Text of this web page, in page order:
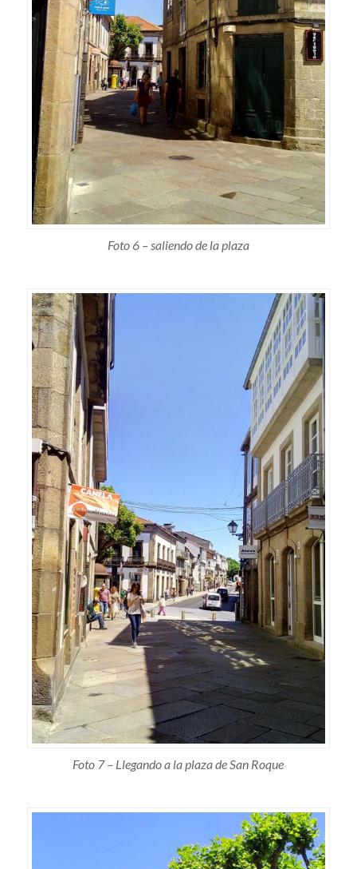
Foto 6 – saliendo de la plaza
Foto 7 – Llegando a la plaza de San Roque